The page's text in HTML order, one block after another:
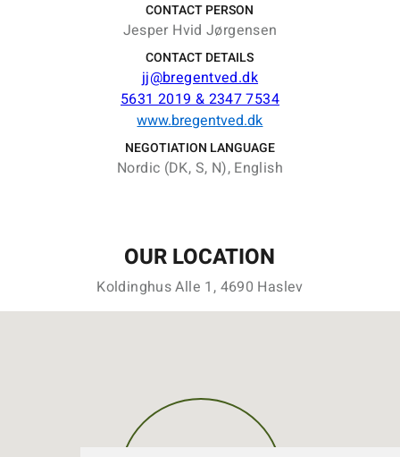
CONTACT PERSON
Jesper Hvid Jørgensen
CONTACT DETAILS
jj@bregentved.dk
5631 2019 & 2347 7534
www.bregentved.dk
NEGOTIATION LANGUAGE
Nordic (DK, S, N), English
OUR LOCATION
Koldinghus Alle 1, 4690 Haslev